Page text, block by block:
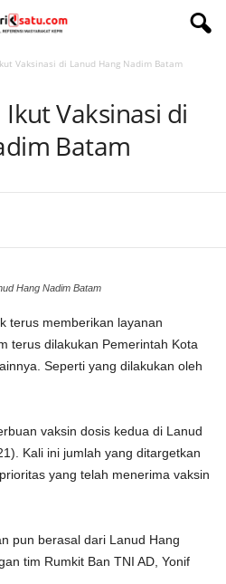
Vaksinasi di Lanud Hang Nadim Batam
Vaksinasi di
Batam
Hang Nadim Batam
terus memberikan layanan
terus dilakukan Pemerintah Kota
Seperti yang dilakukan oleh
vaksin dosis kedua di Lanud
Kali ini jumlah yang ditargetkan
yang telah menerima vaksin
pun berasal dari Lanud Hang
tim Rumkit Ban TNI AD, Yonif